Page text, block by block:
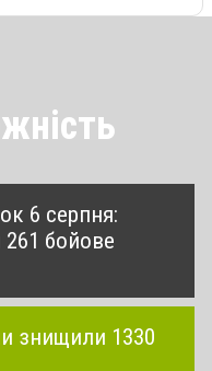
6 серпня:
261 бойове
знищили 1330